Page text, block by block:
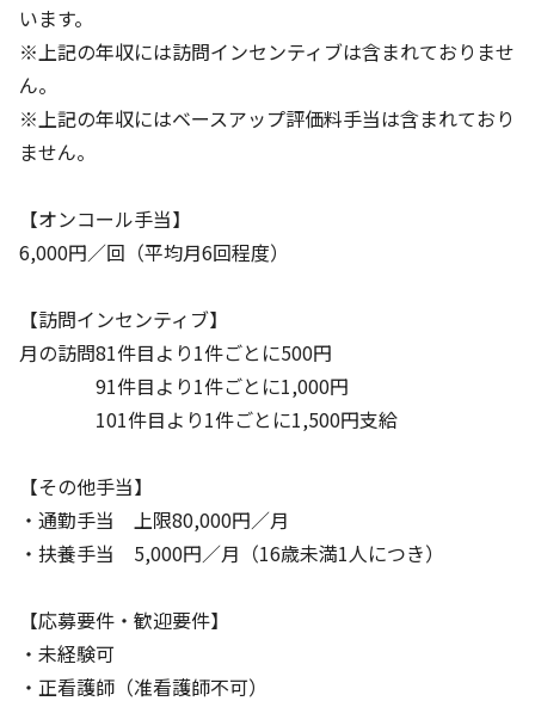
います。
※上記の年収には訪問インセンティブは含まれておりませ
ん。
※上記の年収にはベースアップ評価料手当は含まれており
ません。
【オンコール手当】
6,000円／回（平均月6回程度）
【訪問インセンティブ】
月の訪問81件目より1件ごとに500円
91件目より1件ごとに1,000円
101件目より1件ごとに1,500円支給
【その他手当】
・通勤手当 上限80,000円／月
・扶養手当 5,000円／月（16歳未満1人につき）
【応募要件・歓迎要件】
・未経験可
・正看護師（准看護師不可）